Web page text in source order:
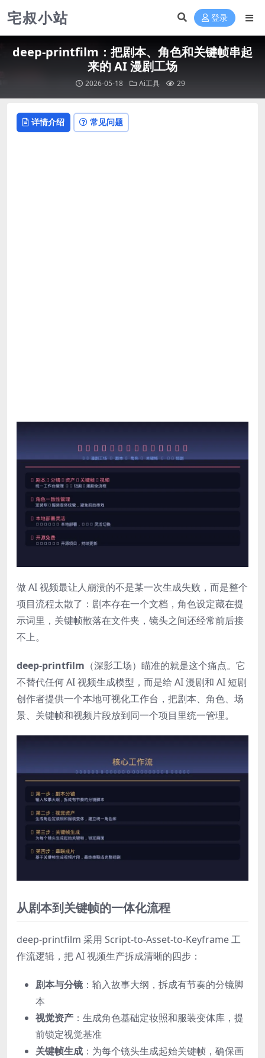
宅叔小站 登录
deep-printfilm：把剧本、角色和关键帧串起
来的 AI 漫剧工场
2026-05-18 Ai工具 29
详情介绍 常见问题
做 AI 视频最让人崩溃的不是某一次生成失败，而是整个
项目流程太散了：剧本存在一个文档，角色设定藏在提
示词里，关键帧散落在文件夹，镜头之间还经常前后接
不上。
deep-printfilm （深影工场）瞄准的就是这个痛点。它
不替代任何 AI 视频生成模型，而是给 AI 漫剧和 AI 短剧
创作者提供一个本地可视化工作台，把剧本、角色、场
景、关键帧和视频片段放到同一个项目里统一管理。
从剧本到关键帧的一体化流程
deep-printfilm 采用 Script-to-Asset-to-Keyframe 工
作流逻辑，把 AI 视频生产拆成清晰的四步：
剧本与分镜 ：输入故事大纲，拆成有节奏的分镜脚
本
视觉资产 ：生成角色基础定妆照和服装变体库，提
前锁定视觉基准
关键帧生成 ：为每个镜头生成起始关键帧，确保画